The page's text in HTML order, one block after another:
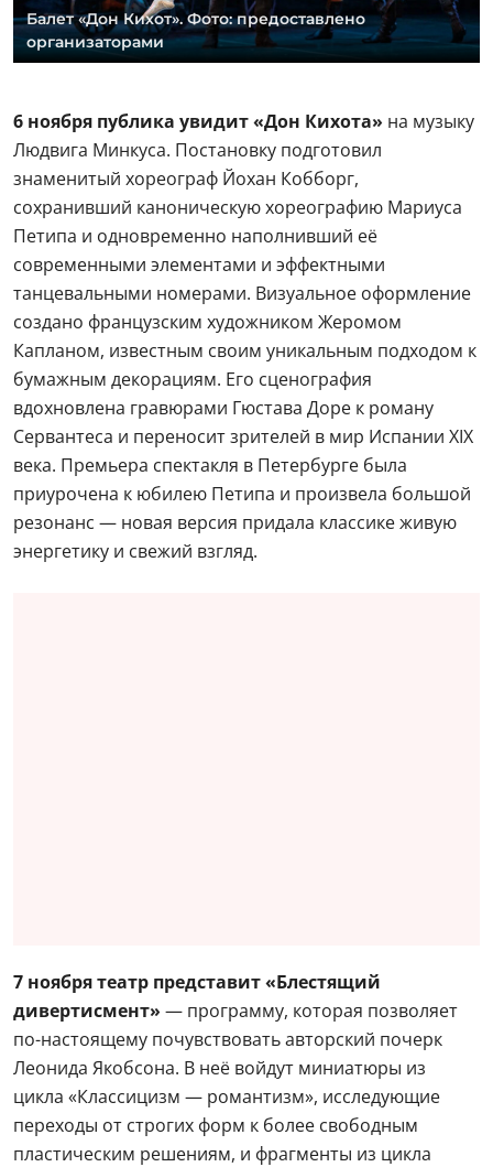
Балет «Дон Кихот». Фото: предоставлено
организаторами
6 ноября публика увидит «Дон Кихота» на музыку
Людвига Минкуса. Постановку подготовил
знаменитый хореограф Йохан Кобборг,
сохранивший каноническую хореографию Мариуса
Петипа и одновременно наполнивший её
современными элементами и эффектными
танцевальными номерами. Визуальное оформление
создано французским художником Жеромом
Капланом, известным своим уникальным подходом к
бумажным декорациям. Его сценография
вдохновлена гравюрами Гюстава Доре к роману
Сервантеса и переносит зрителей в мир Испании XIX
века. Премьера спектакля в Петербурге была
приурочена к юбилею Петипа и произвела большой
резонанс — новая версия придала классике живую
энергетику и свежий взгляд.
7 ноября театр представит «Блестящий
дивертисмент» — программу, которая позволяет
по-настоящему почувствовать авторский почерк
Леонида Якобсона. В неё войдут миниатюры из
цикла «Классицизм — романтизм», исследующие
переходы от строгих форм к более свободным
пластическим решениям, и фрагменты из цикла